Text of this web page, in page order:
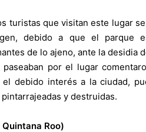
turistas que visitan este lugar
debido a que el parque
de lo ajeno, ante la desidia
por el lugar
debido interés a la ciudad,
y destruidas.
Roo)